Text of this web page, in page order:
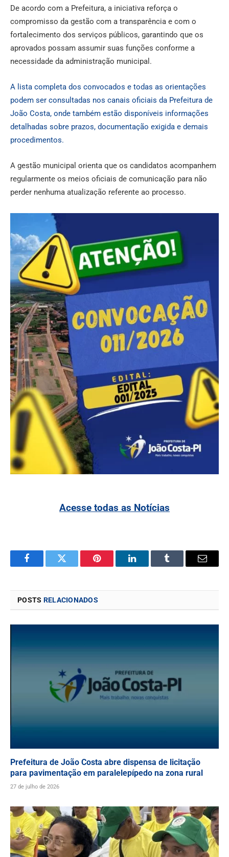
De acordo com a Prefeitura, a iniciativa reforça o
compromisso da gestão com a transparência e com o
fortalecimento dos serviços públicos, garantindo que os
aprovados possam assumir suas funções conforme a
necessidade da administração municipal.
A lista completa dos convocados e todas as orientações
podem ser consultadas nos canais oficiais da Prefeitura de
João Costa, onde também estão disponíveis informações
detalhadas sobre prazos, documentação exigida e demais
procedimentos.
A gestão municipal orienta que os candidatos acompanhem
regularmente os meios oficiais de comunicação para não
perder nenhuma atualização referente ao processo.
Acesse todas as Notícias
FacebookTwitter Pinterest LinkedInTumblr Email
POSTS RELACIONADOS
Prefeitura de João Costa abre dispensa de licitação
para pavimentação em paralelepípedo na zona rural
27 de julho de 2026